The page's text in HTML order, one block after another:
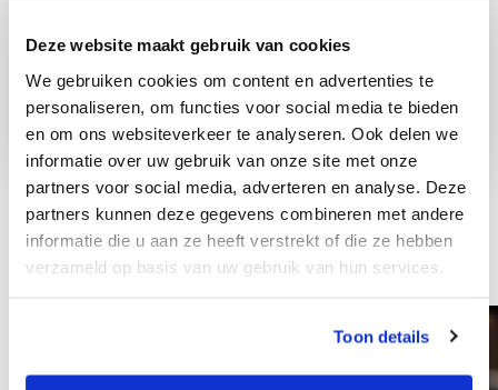
Deze website maakt gebruik van cookies
We gebruiken cookies om content en advertenties te
personaliseren, om functies voor social media te bieden
en om ons websiteverkeer te analyseren. Ook delen we
informatie over uw gebruik van onze site met onze
partners voor social media, adverteren en analyse. Deze
partners kunnen deze gegevens combineren met andere
informatie die u aan ze heeft verstrekt of die ze hebben
verzameld op basis van uw gebruik van hun services.
Toon details
Andere collega's